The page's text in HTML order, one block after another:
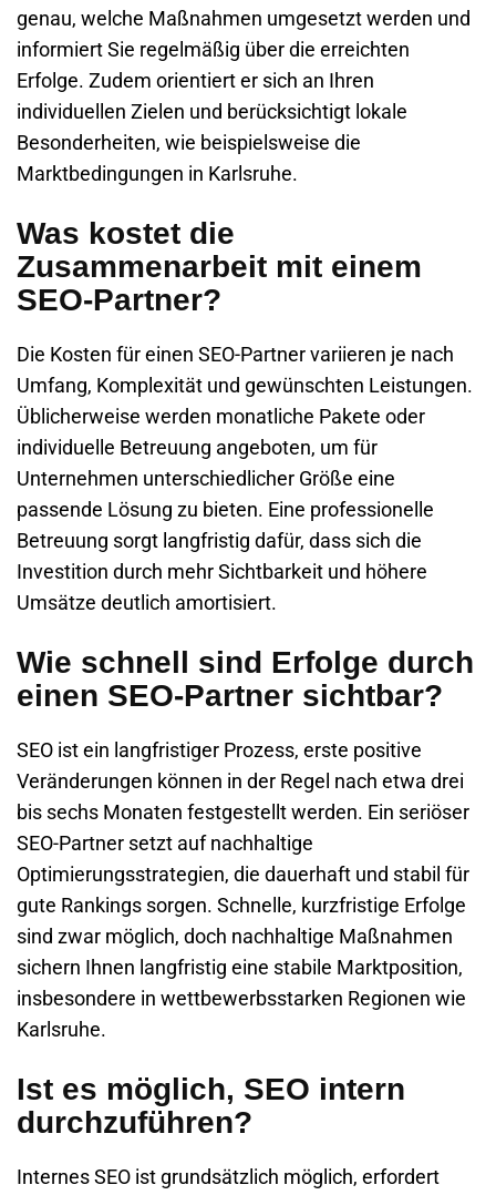
genau, welche Maßnahmen umgesetzt werden und
informiert Sie regelmäßig über die erreichten
Erfolge. Zudem orientiert er sich an Ihren
individuellen Zielen und berücksichtigt lokale
Besonderheiten, wie beispielsweise die
Marktbedingungen in Karlsruhe.
Was kostet die
Zusammenarbeit mit einem
SEO-Partner?
Die Kosten für einen SEO-Partner variieren je nach
Umfang, Komplexität und gewünschten Leistungen.
Üblicherweise werden monatliche Pakete oder
individuelle Betreuung angeboten, um für
Unternehmen unterschiedlicher Größe eine
passende Lösung zu bieten. Eine professionelle
Betreuung sorgt langfristig dafür, dass sich die
Investition durch mehr Sichtbarkeit und höhere
Umsätze deutlich amortisiert.
Wie schnell sind Erfolge durch
einen SEO-Partner sichtbar?
SEO ist ein langfristiger Prozess, erste positive
Veränderungen können in der Regel nach etwa drei
bis sechs Monaten festgestellt werden. Ein seriöser
SEO-Partner setzt auf nachhaltige
Optimierungsstrategien, die dauerhaft und stabil für
gute Rankings sorgen. Schnelle, kurzfristige Erfolge
sind zwar möglich, doch nachhaltige Maßnahmen
sichern Ihnen langfristig eine stabile Marktposition,
insbesondere in wettbewerbsstarken Regionen wie
Karlsruhe.
Ist es möglich, SEO intern
durchzuführen?
Internes SEO ist grundsätzlich möglich, erfordert